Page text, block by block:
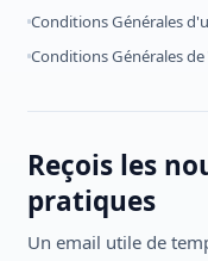
Conditions Générales
Conditions Générales
Reçois les
pratiques
Un email utile de